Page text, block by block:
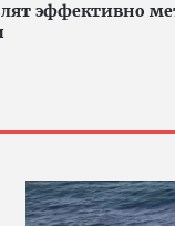
эффективно